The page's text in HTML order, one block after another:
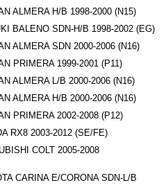
ALMERA H/B 1998-2000 (N15)
BALENO SDN-H/B 1998-2002 (EG)
ALMERA SDN 2000-2006 (N16)
PRIMERA 1999-2001 (P11)
ALMERA L/B 2000-2006 (N16)
ALMERA H/B 2000-2006 (N16)
PRIMERA 2002-2008 (P12)
RX8 2003-2012 (SE/FE)
COLT 2005-2008
CARINA E/CORONA SDN-L/B